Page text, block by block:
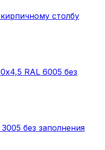
столбу
RAL 6005 без
без заполнения